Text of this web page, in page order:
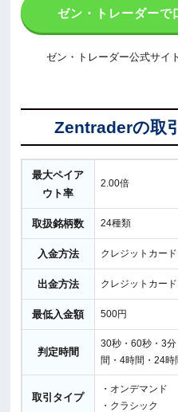
ゼン・トレーダーで
ゼン・トレーダー公式サイ
Zentraderの取
最大ペイア
ウト率
2.00倍
取扱銘柄数 24種類
入金方法 クレジットカー
出金方法 クレジットカー
最低入金額 500円
判定時間
30秒・60秒・3
間・4時間・24時
取引タイプ
・オンデマンド
・クラシック